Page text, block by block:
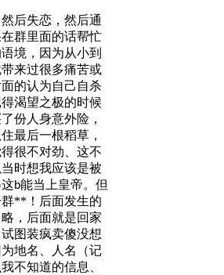
后失恋，然后通
群里面的话帮忙
境，因为从小到
来过很多痛苦或
的认为自己自杀
渴望之极的时候
份人身意外险，
最后一根稻草，
很不对劲、这不
时想我应该是被
b能当上皇帝。但
**！后面发生的
，后面就是回家
图装疯卖傻没想
地名、人名（记
不知道的信息、